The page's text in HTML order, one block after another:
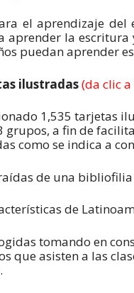
el aprendizaje
aprender la
puedan aprender
ilustradas(da clic
1,535 tarjetas
grupos, a fin de
como se indica a
de una
de
tomando en
que asisten a las